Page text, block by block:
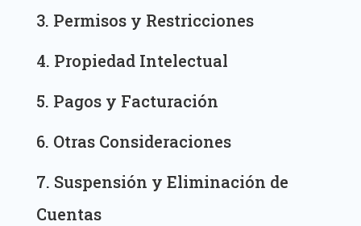
3. Permisos y Restricciones
4. Propiedad Intelectual
5. Pagos y Facturación
6. Otras Consideraciones
7. Suspensión y Eliminación de
Cuentas